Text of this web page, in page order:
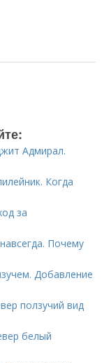
Адмирал.
Когда
за
Почему
Добавление
ползучий вид
белый